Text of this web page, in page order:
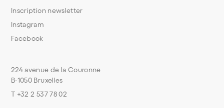
224 avenue de la Couronne
B-1050 Bruxelles
T +32 2 537 78 02
Inscription newsletter
Instagram
Facebook